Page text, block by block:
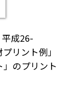
成26-
リント例」
のプリント